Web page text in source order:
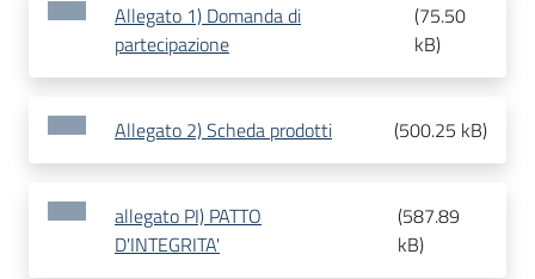
Allegato 1) Domanda di
partecipazione
(75.50
kB)
Allegato 2) Scheda prodotti (500.25 kB)
allegato PI) PATTO
D'INTEGRITA'
(587.89
kB)